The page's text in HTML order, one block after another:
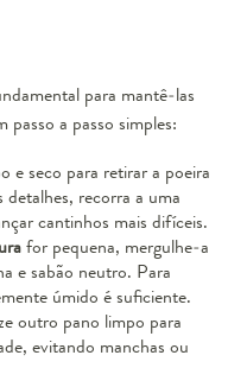
para mantê-las
a passo simples:
e seco para retirar a poeira
recorra a uma
cantinhos mais difíceis.
for pequena, mergulhe-a
e sabão neutro. Para
úmido é suficiente.
outro pano limpo para
evitando manchas ou